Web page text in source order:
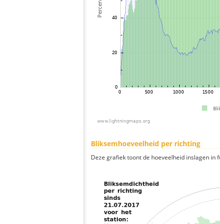
Bliksemhoeveelheid per richting
Deze grafiek toont de hoeveelheid inslagen